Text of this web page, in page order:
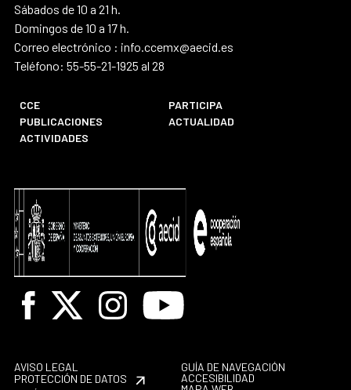
Sábados de 10 a 21 h.
Domingos de 10 a 17 h.
Correo electrónico : info.ccemx@aecid.es
Teléfono: 55-55-21-1925 al 28
CCE
PARTICIPA
PUBLICACIONES
ACTUALIDAD
ACTIVIDADES
Facebook
X InstagramYoutube
AVISO LEGAL
PROTECCIÓN DE DATOS
GUÍA DE NAVEGACIÓN
ACCESIBILIDAD